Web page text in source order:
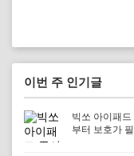
이번 주 인기글
빅쏘 아이패
부터 보호가